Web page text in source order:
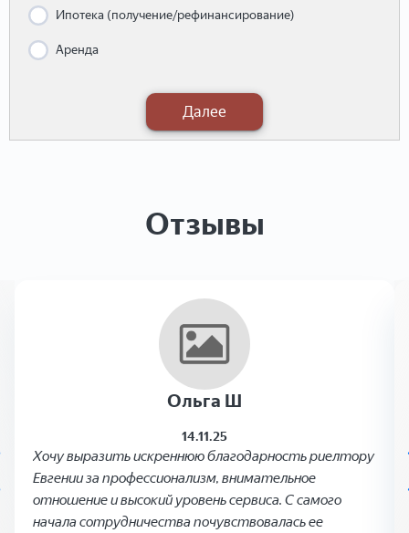
Ипотека (получение/рефинансирование)
Аренда
Далее
Отзывы
Ольга Ш
14.11.25
Хочу выразить искреннюю благодарность риелтору
Евгении за профессионализм, внимательное
отношение и высокий уровень сервиса. С самого
начала сотрудничества почувствовалась ее